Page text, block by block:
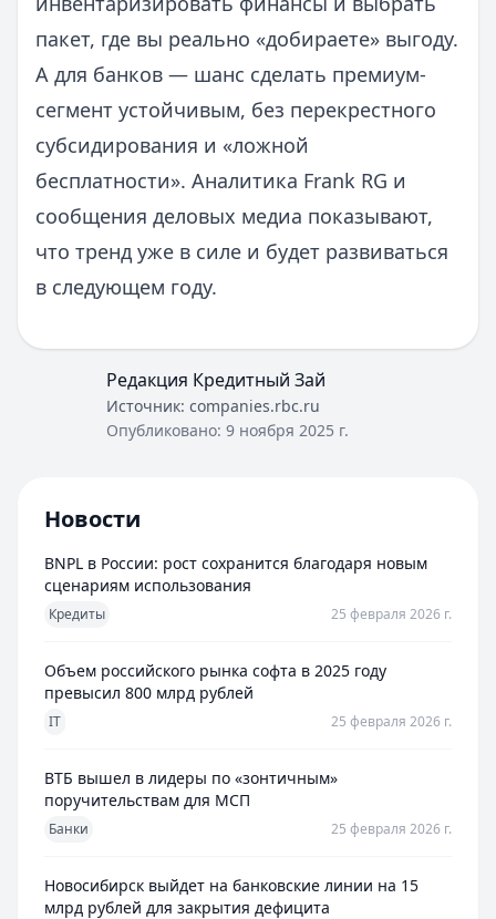
пакет, где вы реально «добираете» выгоду.
А для банков — шанс сделать премиум-
сегмент устойчивым, без перекрестного
субсидирования и «ложной
бесплатности». Аналитика Frank RG и
сообщения деловых медиа показывают,
что тренд уже в силе и будет развиваться
в следующем году.
Редакция Кредитный Зай
Источник: companies.rbc.ru
Опубликовано: 9 ноября 2025 г.
Новости
BNPL в России: рост сохранится благодаря новым
сценариям использования
Кредиты 25 февраля 2026 г.
Объем российского рынка софта в 2025 году
превысил 800 млрд рублей
IT 25 февраля 2026 г.
ВТБ вышел в лидеры по «зонтичным»
поручительствам для МСП
Банки 25 февраля 2026 г.
Новосибирск выйдет на банковские линии на 15
млрд рублей для закрытия дефицита